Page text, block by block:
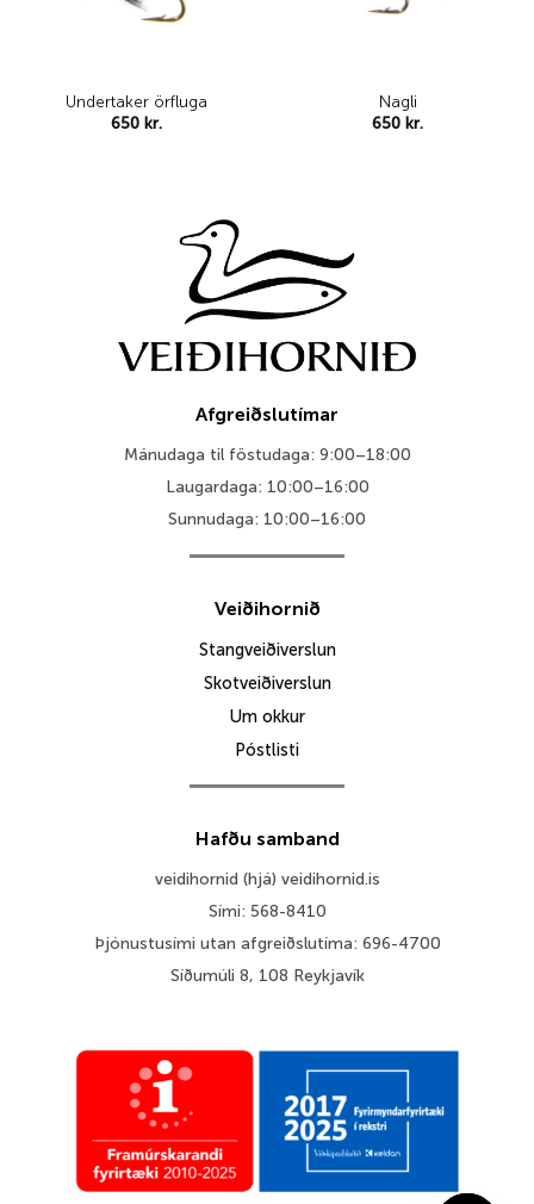
Undertaker örfluga
650 kr.
Nagli
650 kr.
Afgreiðslutímar
Mánudaga til föstudaga: 9:00–18:00
Laugardaga: 10:00–16:00
Sunnudaga: 10:00–16:00
Veiðihornið
Stangveiðiverslun
Skotveiðiverslun
Um okkur
Póstlisti
Hafðu samband
veidihornid (hjá) veidihornid.is
Sími: 568-8410
Þjónustusími utan afgreiðslutíma: 696-4700
Síðumúli 8, 108 Reykjavík